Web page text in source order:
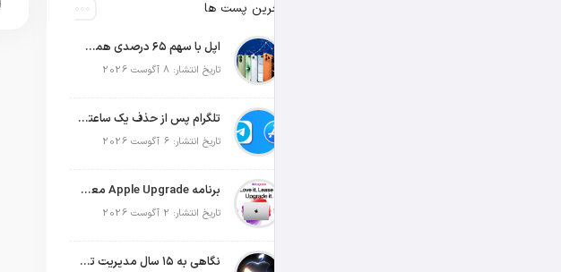
آخرین پست ها
اپل با سهم ۶۵ درصدی همچنان فرمانروای بازار گوشی‌های پریمیوم جهان است
تاریخ انتشار: 8 آگوست 2026
تلگرام پس از حذف یک ساعته به اپ استور بازگشت
تاریخ انتشار: 6 آگوست 2026
برنامه Apple Upgrade معرفی شد؛ شرایط اپل برای اجاره آیفون، آیپد، مک و اپل واچ
تاریخ انتشار: 2 آگوست 2026
نگاهی به ۱۵ سال مدیریت تیم کوک در اپل